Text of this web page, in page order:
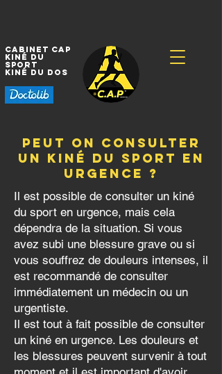
Cabinet CAP
Kiné du
sport
Kiné du dos
Peut on consulter
un kiné du sport en
urgence ?
Il est possible de consulter un kiné
du sport en urgence, mais cela
dépendra de la situation. Si vous
avez subi une blessure grave ou si
vous souffrez de douleurs intenses, il
est recommandé de consulter
immédiatement un médecin ou un
urgentiste.
Il est tout à fait possible de consulter
un kiné en urgence. Les douleurs et
les blessures peuvent survenir à tout